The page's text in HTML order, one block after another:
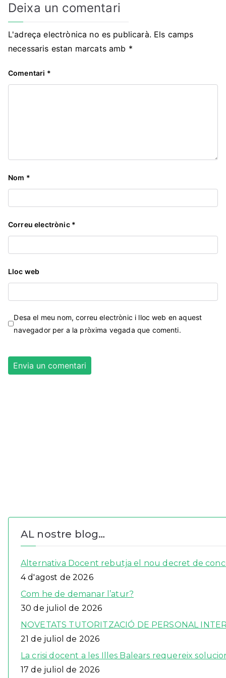
Deixa un comentari
L'adreça electrònica no es publicarà. Els camps
necessaris estan marcats amb *
Comentari *
Nom *
Correu electrònic *
Lloc web
Desa el meu nom, correu electrònic i lloc web en aquest
navegador per a la pròxima vegada que comenti.
AL nostre blog…
Alternativa Docent rebutja el nou decret de
4 d'agost de 2026
Com he de demanar l’atur?
30 de juliol de 2026
NOVETATS TUTORITZACIÓ DE PERSONAL
21 de juliol de 2026
La crisi docent a les Illes Balears requereix
17 de juliol de 2026